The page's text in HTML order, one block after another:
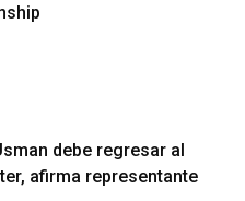
debe regresar al
afirma representante